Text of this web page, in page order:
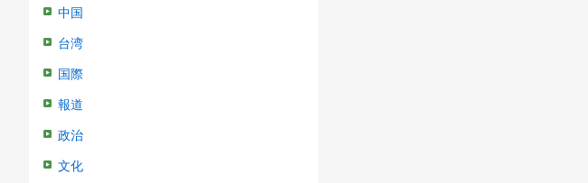
中国
台湾
国際
報道
政治
文化